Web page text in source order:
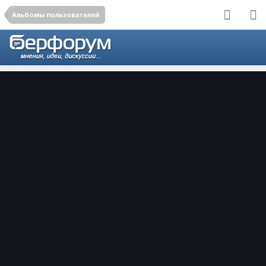
Альбомы пользователей